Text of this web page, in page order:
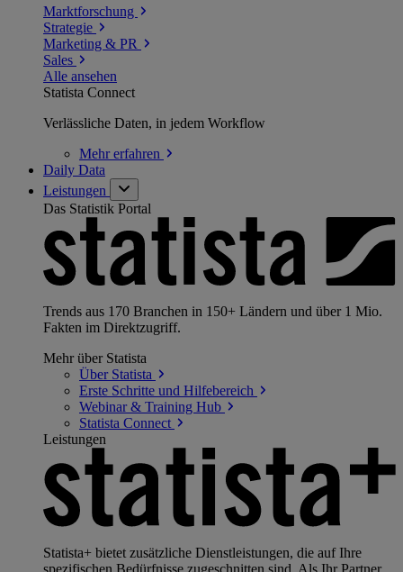
Marktforschung
Strategie
Marketing & PR
Sales
Alle ansehen
Statista Connect
Verlässliche Daten, in jedem Workflow
Mehrerfahren
Daily Data
Leistungen
Das Statistik Portal
Trends aus 170 Branchen in 150+ Ländern und über 1 Mio.
Fakten im Direktzugriff.
Mehr über Statista
Über Statista
Erste Schritte und Hilfebereich
Webinar & Training Hub
Statista Connect
Leistungen
Statista+ bietet zusätzliche Dienstleistungen, die auf Ihre
spezifischen Bedürfnisse zugeschnitten sind. Als Ihr Partner